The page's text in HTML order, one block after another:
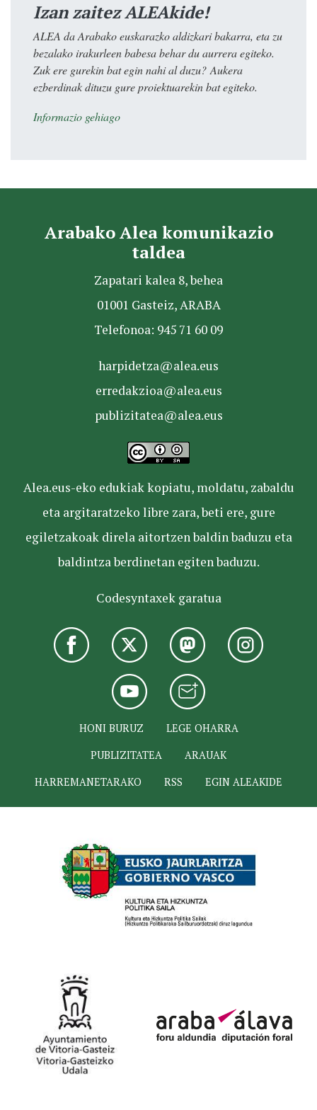
Izan zaitez ALEAkide!
ALEA da Arabako euskarazko aldizkari bakarra, eta zu
bezalako irakurleen babesa behar du aurrera egiteko.
Zuk ere gurekin bat egin nahi al duzu? Aukera
ezberdinak dituzu gure proiektuarekin bat egiteko.
Informazio gehiago
Arabako Alea komunikazio
taldea
Zapatari kalea 8, behea
01001 Gasteiz, ARABA
Telefonoa: 945 71 60 09
harpidetza@alea.eus
erredakzioa@alea.eus
publizitatea@alea.eus
Alea.eus-eko edukiak kopiatu, moldatu, zabaldu
eta argitaratzeko libre zara, beti ere, gure
egiletzakoak direla aitortzen baldin baduzu eta
baldintza berdinetan egiten baduzu.
Codesyntaxek garatua
HONI BURUZ
LEGE OHARRA
PUBLIZITATEA
ARAUAK
HARREMANETARAKO
RSS EGIN ALEAKIDE